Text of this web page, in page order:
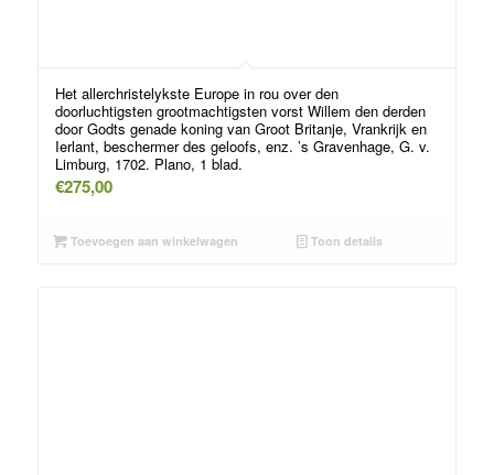
Het allerchristelykste Europe in rou over den
doorluchtigsten grootmachtigsten vorst Willem den derden
door Godts genade koning van Groot Britanje, Vrankrijk en
Ierlant, beschermer des geloofs, enz. ’s Gravenhage, G. v.
Limburg, 1702. Plano, 1 blad.
€275,00
Toevoegen aan winkelwagen Toon details